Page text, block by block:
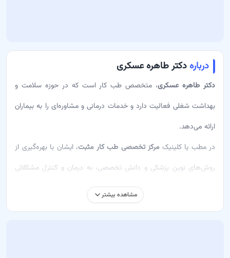
درباره دکتر طاهره عسکری
دکتر طاهره عسکری، متخصص طب کار است که در حوزه سلامت و
بهداشت شغلی فعالیت دارد و خدمات درمانی و مشاوره‌ای را به بیماران
ارائه می‌دهد.
در مطب یا کلینیکمرکز تخصصی طب کار مثبت، ایشان با بهره‌گیری از
روش‌های نوین پزشکی و دانش تخصصی، به درمان و کنترل مشکلاتی
مانند ارزیابی سلامت شغلی، پیشگیری از بیماری‌های شغلی و مشاوره
شغلی می‌پردازد.
مشاهده بیشتر